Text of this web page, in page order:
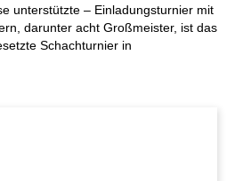
unterstützte – Einladungsturnier mit
darunter acht Großmeister, ist das
Schachturnier in